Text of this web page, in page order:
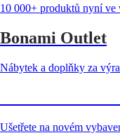
10 000+ produktů nyní ve
Bonami Outlet
Nábytek a doplňky za
Ušetřete na novém